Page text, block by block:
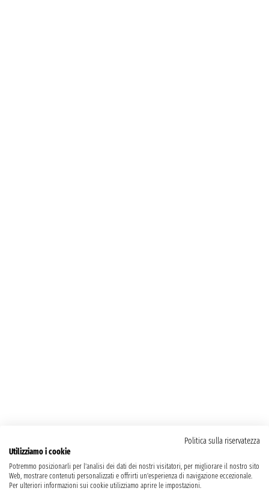
Politica sulla riservatezza
Utilizziamo i cookie
Potremmo posizionarli per l'analisi dei dati dei nostri visitatori, per migliorare il nostro sito
Web, mostrare contenuti personalizzati e offrirti un'esperienza di navigazione eccezionale.
Per ulteriori informazioni sui cookie utilizziamo aprire le impostazioni.